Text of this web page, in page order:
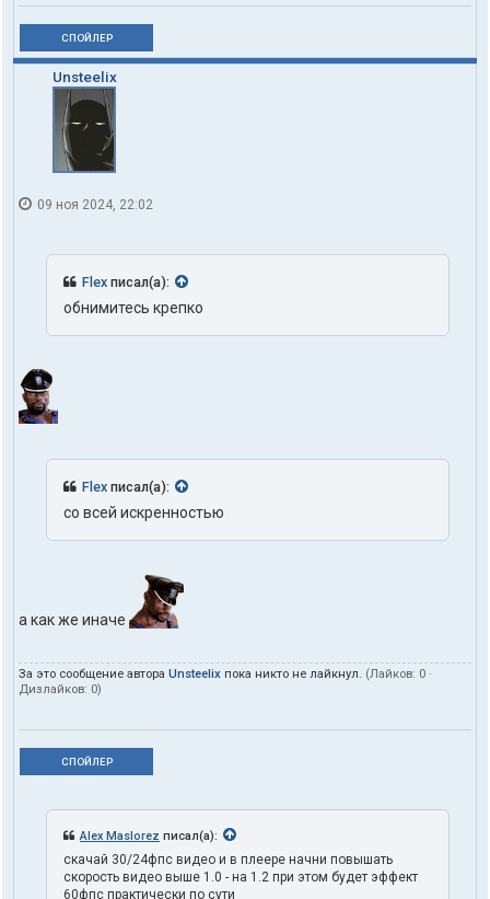
СПОЙЛЕР
Unsteelix
09 ноя 2024, 22:02
Flex писал(а):
обнимитесь крепко
Flex писал(а):
со всей искренностью
а как же иначе
За это сообщение автора Unsteelix пока никто не лайкнул. (Лайков: 0 ·
Дизлайков: 0)
СПОЙЛЕР
Alex Maslorez писал(а):
скачай 30/24фпс видео и в плеере начни повышать
скорость видео выше 1.0 - на 1.2 при этом будет эффект
60фпс практически по сути